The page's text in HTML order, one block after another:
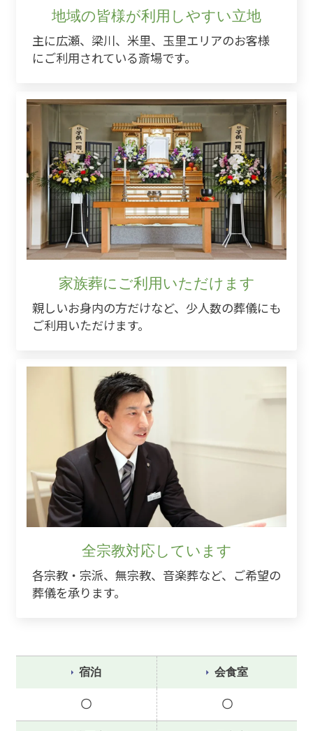
地域の皆様が利用しやすい立地
主に広瀬、梁川、米里、玉里エリアのお客様
にご利用されている斎場です。
家族葬にご利用いただけます
親しいお身内の方だけなど、少人数の葬儀にも
ご利用いただけます。
全宗教対応しています
各宗教・宗派、無宗教、音楽葬など、ご希望の
葬儀を承ります。
宿泊
〇
会食室
〇